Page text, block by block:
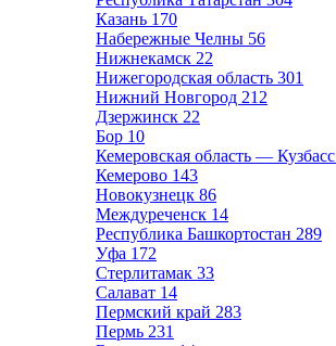
Казань 170
Набережные Челны 56
Нижнекамск 22
Нижегородская область 301
Нижний Новгород 212
Дзержинск 22
Бор 10
Кемеровская область — Кузбасс
Кемерово 143
Новокузнецк 86
Междуреченск 14
Республика Башкортостан 289
Уфа 172
Стерлитамак 33
Салават 14
Пермский край 283
Пермь 231